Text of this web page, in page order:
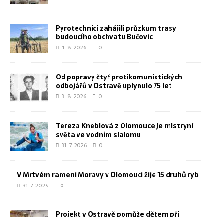
Pyrotechnici zahájili průzkum trasy
budoucího obchvatu Bučovic
4. 8. 2026 0
Od popravy čtyř protikomunistických
odbojářů v Ostravě uplynulo 75 let
3. 8. 2026 0
Tereza Kneblová z Olomouce je mistryní
světa ve vodním slalomu
31. 7. 2026 0
V Mrtvém rameni Moravy v Olomouci žije 15 druhů ryb
31. 7. 2026 0
Projekt v Ostravě pomůže dětem při